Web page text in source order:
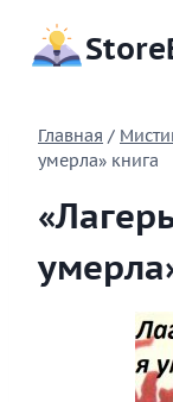
содержимому
Главная /
умерла» книга